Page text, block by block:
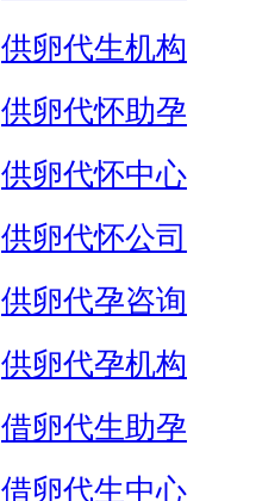
供卵代生机构
供卵代怀助孕
供卵代怀中心
供卵代怀公司
供卵代孕咨询
供卵代孕机构
借卵代生助孕
借卵代生中心